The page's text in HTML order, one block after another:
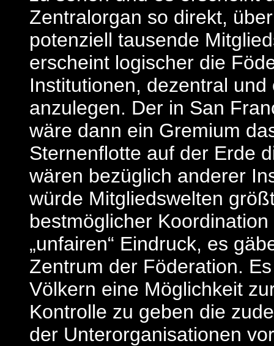
Zentralorgan so direkt,
potenziell tausende
erscheint logischer die
Institutionen, dezentral
anzulegen. Der in San
wäre dann ein Gremium
Sternenflotte auf der Erde
wären bezüglich anderer
würde Mitgliedswelten
bestmöglicher
„unfairen“ Eindruck, es
Zentrum der Föderation.
Völkern eine Möglichkeit
Kontrolle zu geben die
der Unterorganisationen